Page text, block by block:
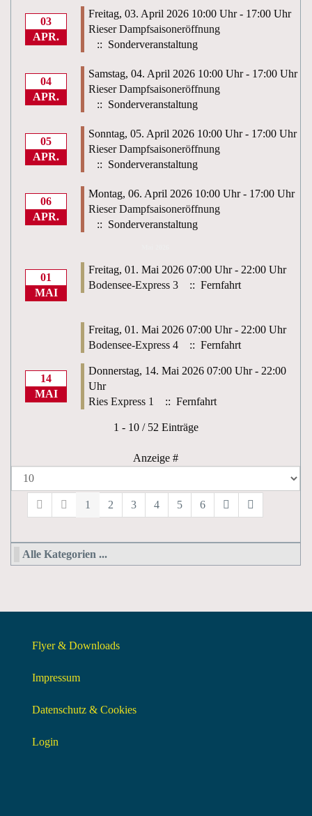
03
APR.
Freitag, 03. April 2026 10:00 Uhr - 17:00 Uhr
Rieser Dampfsaisoneröffnung
:: Sonderveranstaltung
04
APR.
Samstag, 04. April 2026 10:00 Uhr - 17:00 Uhr
Rieser Dampfsaisoneröffnung
:: Sonderveranstaltung
05
APR.
Sonntag, 05. April 2026 10:00 Uhr - 17:00 Uhr
Rieser Dampfsaisoneröffnung
:: Sonderveranstaltung
06
APR.
Montag, 06. April 2026 10:00 Uhr - 17:00 Uhr
Rieser Dampfsaisoneröffnung
:: Sonderveranstaltung
01
MAI
Freitag, 01. Mai 2026 07:00 Uhr - 22:00 Uhr
Bodensee-Express 3
:: Fernfahrt
Freitag, 01. Mai 2026 07:00 Uhr - 22:00 Uhr
Bodensee-Express 4
:: Fernfahrt
14
MAI
Donnerstag, 14. Mai 2026 07:00 Uhr - 22:00
Uhr
Ries Express 1
:: Fernfahrt
Limite der Paginierungsliste
1 - 10 / 52 Einträge
Anzeige #
1 2 3 4 5 6
Alle Kategorien ...
Flyer & Downloads
Impressum
Datenschutz & Cookies
Login